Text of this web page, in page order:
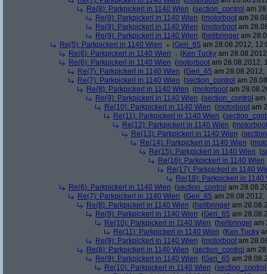
Re(8): Parkpickerl in 1140 Wien (section_control am
Re(9): Parkpickerl in 1140 Wien (motorboot am
Re(9): Parkpickerl in 1140 Wien (motorboot am
Re(9): Parkpickerl in 1140 Wien (hellbringer am
Re(5): Parkpickerl in 1140 Wien
(Geri_65 am 28.08.2012,
Re(6): Parkpickerl in 1140 Wien
(Ken Tucky am
Re(6): Parkpickerl in 1140 Wien (motorboot am 28.08.2012,
Re(7): Parkpickerl in 1140 Wien (Geri_65 am 28.08.2012,
Re(7): Parkpickerl in 1140 Wien (section_control am
Re(8): Parkpickerl in 1140 Wien (motorboot am
Re(9): Parkpickerl in 1140 Wien (section_control am
Re(10): Parkpickerl in 1140 Wien (motorboot am
Re(11): Parkpickerl in 1140 Wien (
Re(12): Parkpickerl in 1140 Wien (motorboot
Re(13): Parkpickerl in 1140 Wien (
Re(14): Parkpickerl in 1140 Wien (
Re(15): Parkpickerl in 1140 Wien (
Re(16): Parkpickerl in 1140 Wien
Re(17): Parkpickerl in 1140
Re(18): Parkpickerl in 1140
Re(6): Parkpickerl in 1140 Wien (section_control am
Re(7): Parkpickerl in 1140 Wien (Geri_65 am 28.08.2012,
Re(8): Parkpickerl in 1140 Wien (hellbringer am
Re(9): Parkpickerl in 1140 Wien (Geri_65 am
Re(10): Parkpickerl in 1140 Wien (hellbringer am
Re(11): Parkpickerl in 1140 Wien (Ken Tucky
Re(9): Parkpickerl in 1140 Wien (motorboot am
Re(8): Parkpickerl in 1140 Wien (section_control am
Re(9): Parkpickerl in 1140 Wien (Geri_65 am
Re(10): Parkpickerl in 1140 Wien (section_control